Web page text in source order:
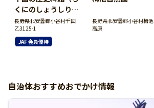
くにのしょうしりょ
うかん）
長野県北安曇郡小谷村千国
乙3125-1
JAF 会員優待
長野県北安曇郡小谷村栂池
高原
自治体おすすめおでかけ情報